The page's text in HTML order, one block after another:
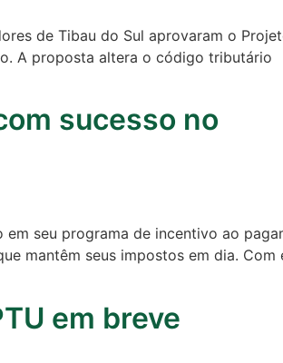
de Tibau do Sul aprovaram o
A proposta altera o código tributário
sucesso no
seu programa de incentivo ao
mantêm seus impostos em dia. Com
em breve